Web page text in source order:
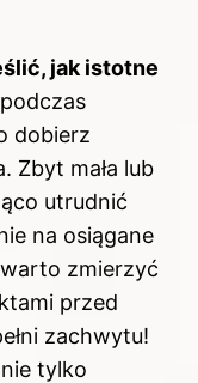
jak istotne
podczas
dobierz
Zbyt mała lub
utrudnić
na osiągane
zmierzyć
przed
zachwytu!
tylko